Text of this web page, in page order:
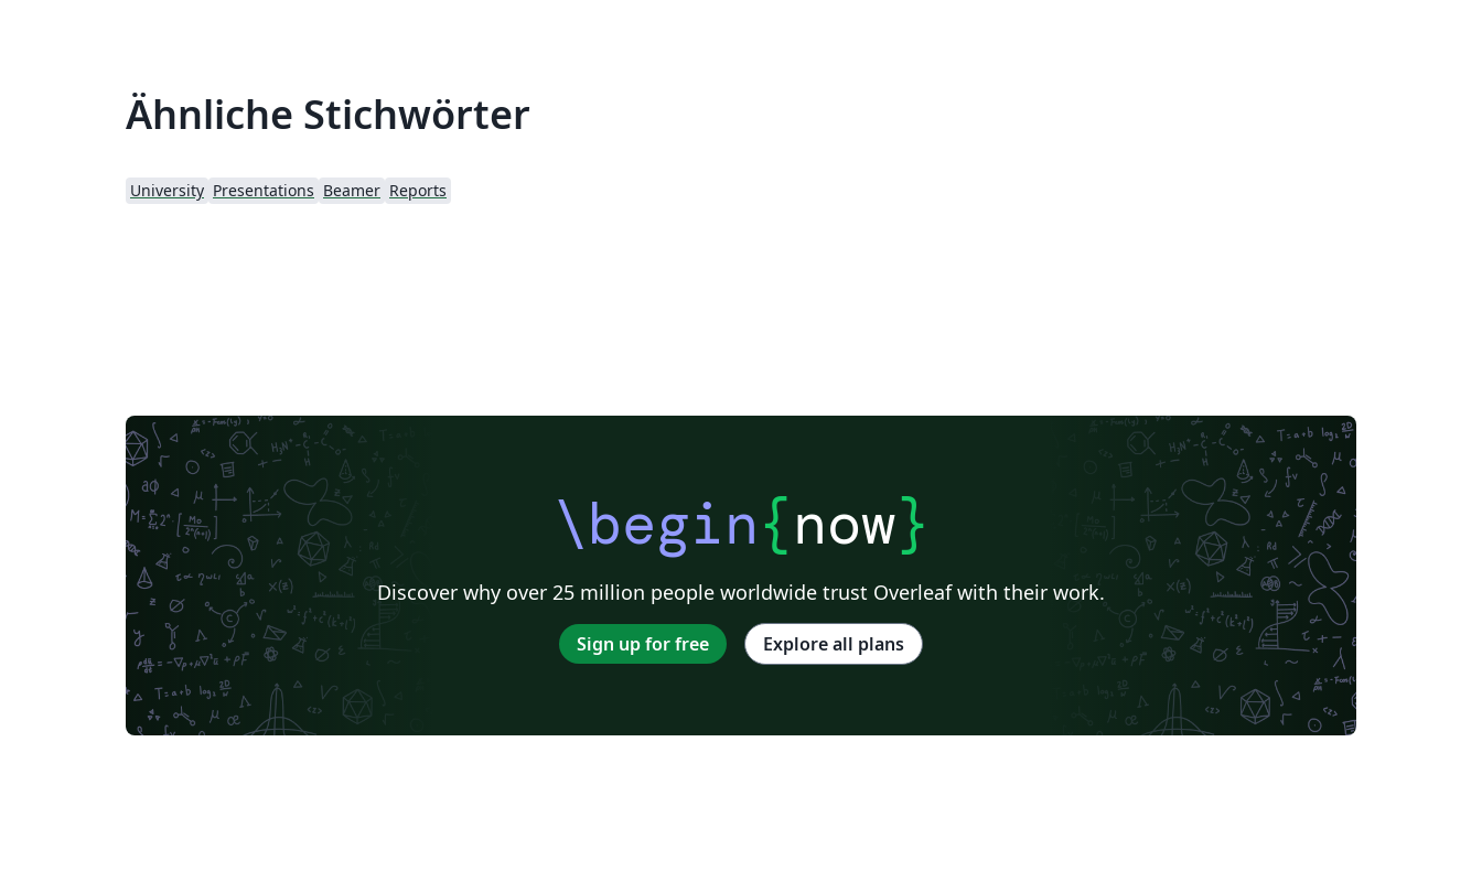
Ähnliche Stichwörter
University Presentations Beamer Reports
\begin{now}
Discover why over 25 million people worldwide trust Overleaf with their work.
Sign up for free Explore all plans